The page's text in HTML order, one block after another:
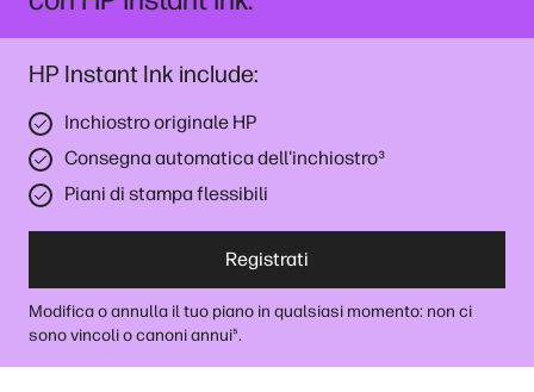
HP Instant Ink include:
Inchiostro originale HP
Consegna automatica dell'inchiostro³
Piani di stampa flessibili
Registrati
Modifica o annulla il tuo piano in qualsiasi momento: non ci
sono vincoli o canoni annui⁵.